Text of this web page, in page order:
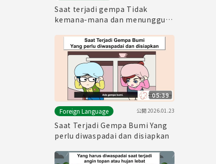
Saat terjadi gempa Tidak
kemana-mana dan menunggu!
sebelumnya!
05:39
Foreign Language
公開2026.01.23
Saat Terjadi Gempa Bumi Yang
perlu diwaspadai dan disiapkan